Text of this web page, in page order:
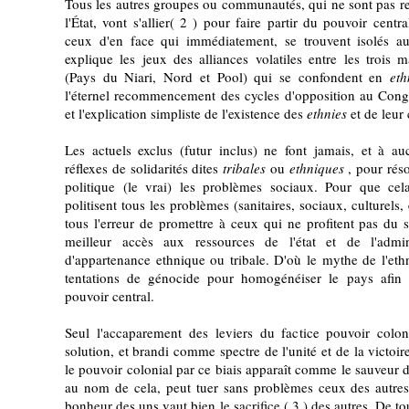
Tous les autres groupes ou communautés, qui ne sont pas
l'État, vont s'allier( 2 ) pour faire partir du pouvoir
ceux d'en face qui immédiatement, se trouvent isolés
explique les jeux des alliances volatiles entre les trois
(Pays du Niari, Nord et Pool) qui se confondent en
l'éternel recommencement des cycles d'opposition au
et l'explication simpliste de l'existence des ethnies et de leur
Les actuels exclus (futur inclus) ne font jamais, et à
réflexes de solidarités ditestribales ou ethniques , pour
politique (le vrai) les problèmes sociaux. Pour que
politisent tous les problèmes (sanitaires, sociaux,
tous l'erreur de promettre à ceux qui ne profitent pas du
meilleur accès aux ressources de l'état et de
d'appartenance ethnique ou tribale. D'où le mythe de
tentations de génocide pour homogénéiser le pays
pouvoir central.
Seul l'accaparement des leviers du factice pouvoir
solution, et brandi comme spectre de l'unité et de la
le pouvoir colonial par ce biais apparaît comme le sauveur
au nom de cela, peut tuer sans problèmes ceux des
bonheur des uns vaut bien le sacrifice ( 3 ) des autres. De